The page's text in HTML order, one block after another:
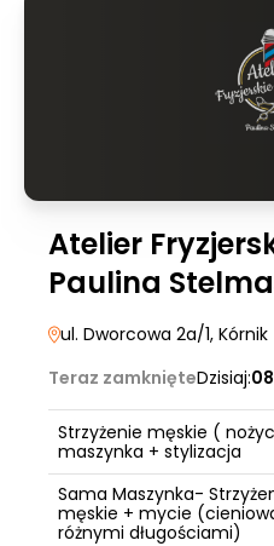
Atelier
Paulina
ul. Dworcowa 2a/1, Kórnik
Teraz zamknięteDzisiaj:
Strzyżenie męskie (
maszynka + stylizacja
Sama Maszynka-
męskie + mycie
różnymi długościami)